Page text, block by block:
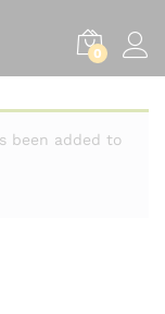
0
been added to